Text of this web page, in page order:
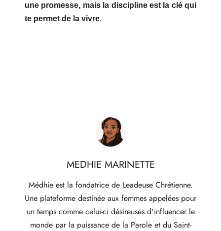
une promesse, mais la discipline est la clé qui
te permet de la vivre.
MEDHIE MARINETTE
Médhie est la fondatrice de Leadeuse Chrétienne.
Une plateforme destinée aux femmes appelées pour
un temps comme celui-ci désireuses d'influencer le
monde par la puissance de la Parole et du Saint-